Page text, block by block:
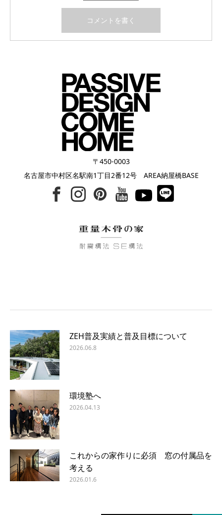
〒450-0003
名古屋市中村区名駅南1丁目2番12号 AREA納屋橋BASE
ZEH普及実績と普及目標について
2026.06.8
環境塾へ
2026.04.13
これからの家作りに必須 窓の付属品を
考える
2026.01.6